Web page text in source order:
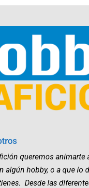
queremos animarte
algún hobby, o a que lo
Desde las